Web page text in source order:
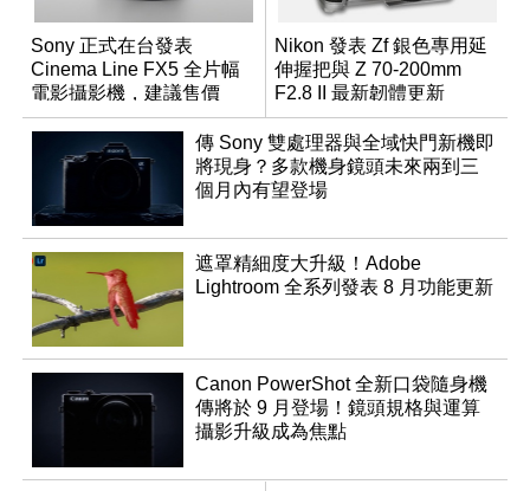
Sony 正式在台發表
Cinema Line FX5 全片幅
電影攝影機，建議售價
NT$144,980
Nikon 發表 Zf 銀色專用延
伸握把與 Z 70-200mm
F2.8 II 最新韌體更新
傳 Sony 雙處理器與全域快門新機即
將現身？多款機身鏡頭未來兩到三
個月內有望登場
遮罩精細度大升級！Adobe
Lightroom 全系列發表 8 月功能更新
Canon PowerShot 全新口袋隨身機
傳將於 9 月登場！鏡頭規格與運算
攝影升級成為焦點